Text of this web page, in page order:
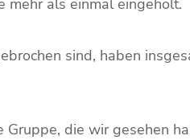
mehr als einmal eingeholt.
sind, haben
Gruppe, die wir gesehen